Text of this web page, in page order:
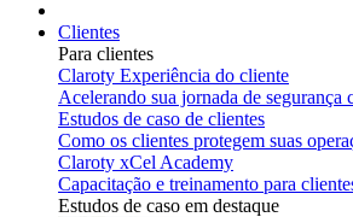
Clientes
Para clientes
Claroty Experiência do cliente
Acelerando sua jornada de segurança
Estudos de caso de clientes
Como os clientes protegem suas
Claroty xCel Academy
Capacitação e treinamento para
Estudos de caso em destaque